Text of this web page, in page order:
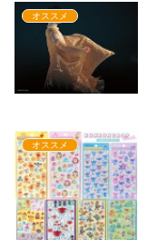
オススメ
オススメ